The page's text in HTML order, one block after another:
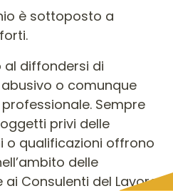
è sottoposto a
al diffondersi di
o comunque
Sempre
privi delle
o qualificazioni offrono
delle
Consulenti del Lavoro.